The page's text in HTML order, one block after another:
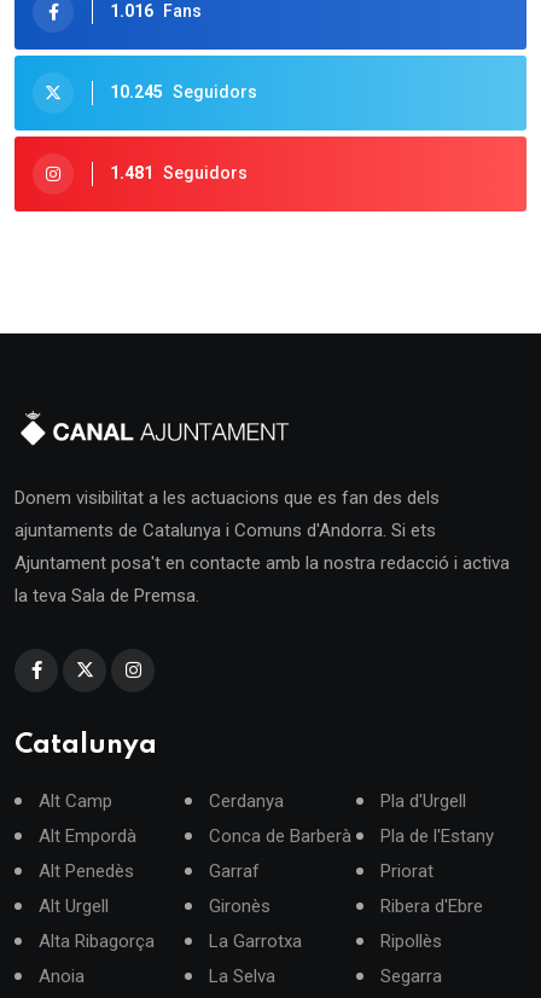
1.016 Fans
10.245 Seguidors
1.481 Seguidors
Donem visibilitat a les actuacions que es fan des dels
ajuntaments de Catalunya i Comuns d'Andorra. Si ets
Ajuntament posa't en contacte amb la nostra redacció i activa
la teva Sala de Premsa.
Catalunya
Alt Camp
Alt Empordà
Alt Penedès
Alt Urgell
Alta Ribagorça
Anoia
Cerdanya
Conca de Barberà
Garraf
Gironès
La Garrotxa
La Selva
Pla d'Urgell
Pla de l'Estany
Priorat
Ribera d'Ebre
Ripollès
Segarra